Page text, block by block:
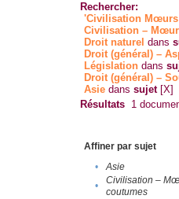
Rechercher:
'Civilisation
Civilisation –
Droit naturel dans
Droit (général) –
Législation dans
Droit (général) –
Asie danssujet [X]
Résultats 1
Affiner par sujet
•
Asie
•
Civilisation –
coutumes